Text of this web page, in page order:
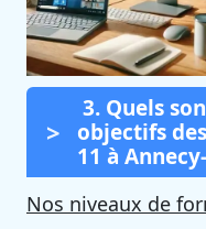
3. Quels
objectifs
11 à
Nos niveaux de